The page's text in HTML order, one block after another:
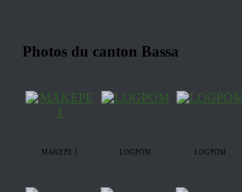
Photos du canton Bassa
MAKEPE 1 LOGPOM LOGPOM